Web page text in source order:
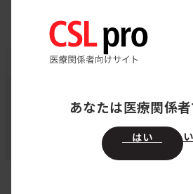
CSL pro 製品情報 投与方法
投与方法あなたは医療関係
はい